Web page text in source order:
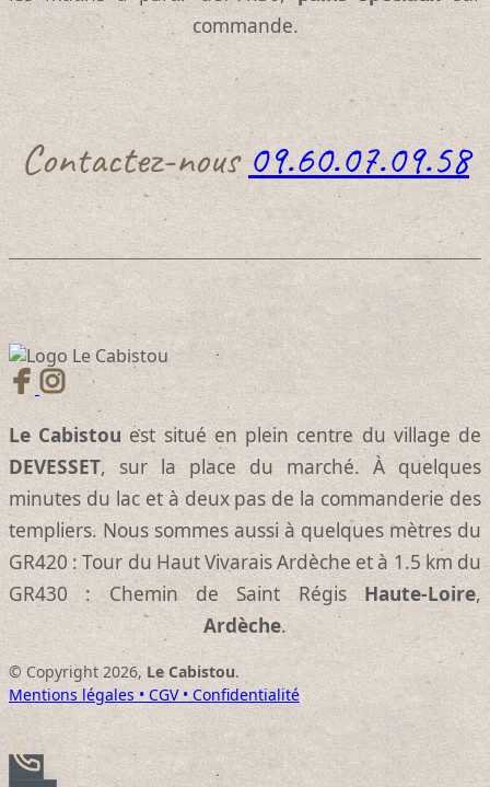
commande.
Contactez-nous09.60.07.09.58
Le Cabistouest situé en plein centre du village de
DEVESSET, sur la place du marché. À quelques
minutes du lac et à deux pas de la commanderie des
templiers. Nous sommes aussi à quelques mètres du
GR420 : Tour du Haut Vivarais Ardèche et à 1.5 km du
GR430 : Chemin de Saint Régis Haute-Loire,
Ardèche.
© Copyright 2026, Le Cabistou.
Mentions légales • CGV • Confidentialité